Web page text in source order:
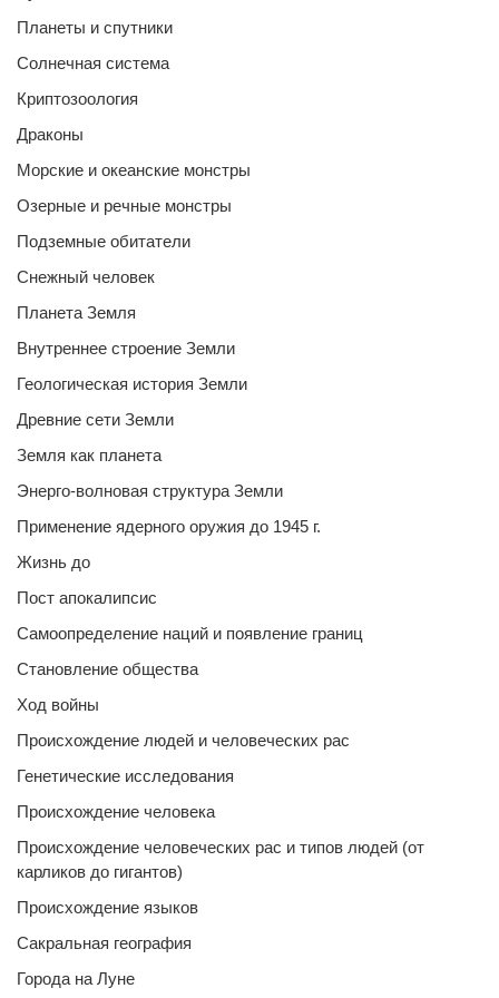
Планеты и спутники
Солнечная система
Криптозоология
Драконы
Морские и океанские монстры
Озерные и речные монстры
Подземные обитатели
Снежный человек
Планета Земля
Внутреннее строение Земли
Геологическая история Земли
Древние сети Земли
Земля как планета
Энерго-волновая структура Земли
Применение ядерного оружия до 1945 г.
Жизнь до
Пост апокалипсис
Самоопределение наций и появление границ
Становление общества
Ход войны
Происхождение людей и человеческих рас
Генетические исследования
Происхождение человека
Происхождение человеческих рас и типов людей (от
карликов до гигантов)
Происхождение языков
Сакральная география
Города на Луне